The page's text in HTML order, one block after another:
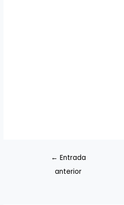
← Entrada
anterior